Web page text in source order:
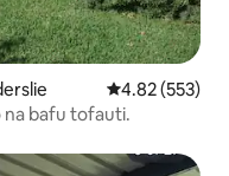
Ukadiriaji wa
4.82 (553)
na bafu tofauti.